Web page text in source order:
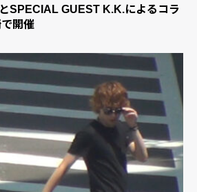
SPECIAL GUEST K.K.によるコラ
開催